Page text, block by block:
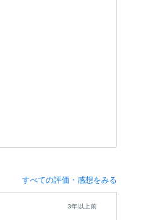
すべての評価・感想をみる
3年以上前